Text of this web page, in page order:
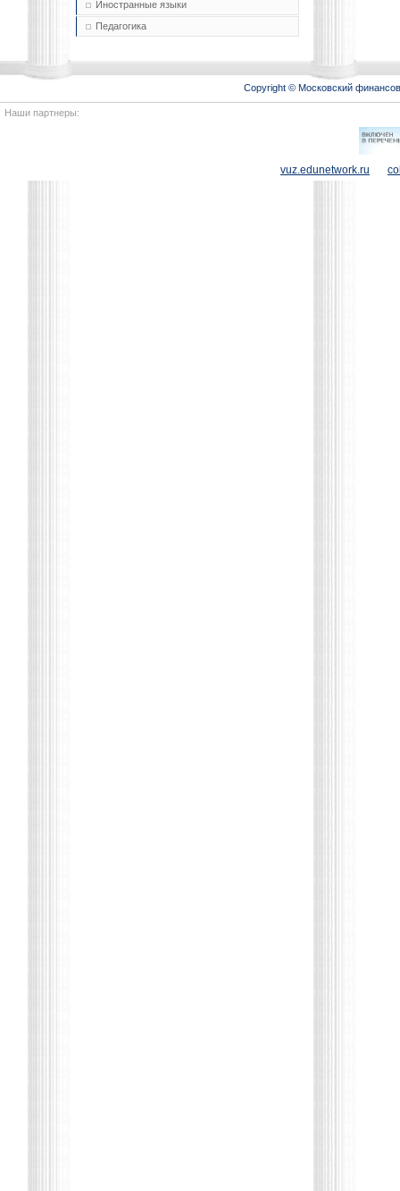
Иностранные языки
Педагогика
Copyright © Московский
Наши партнеры:
vuz.edunetwork.ru